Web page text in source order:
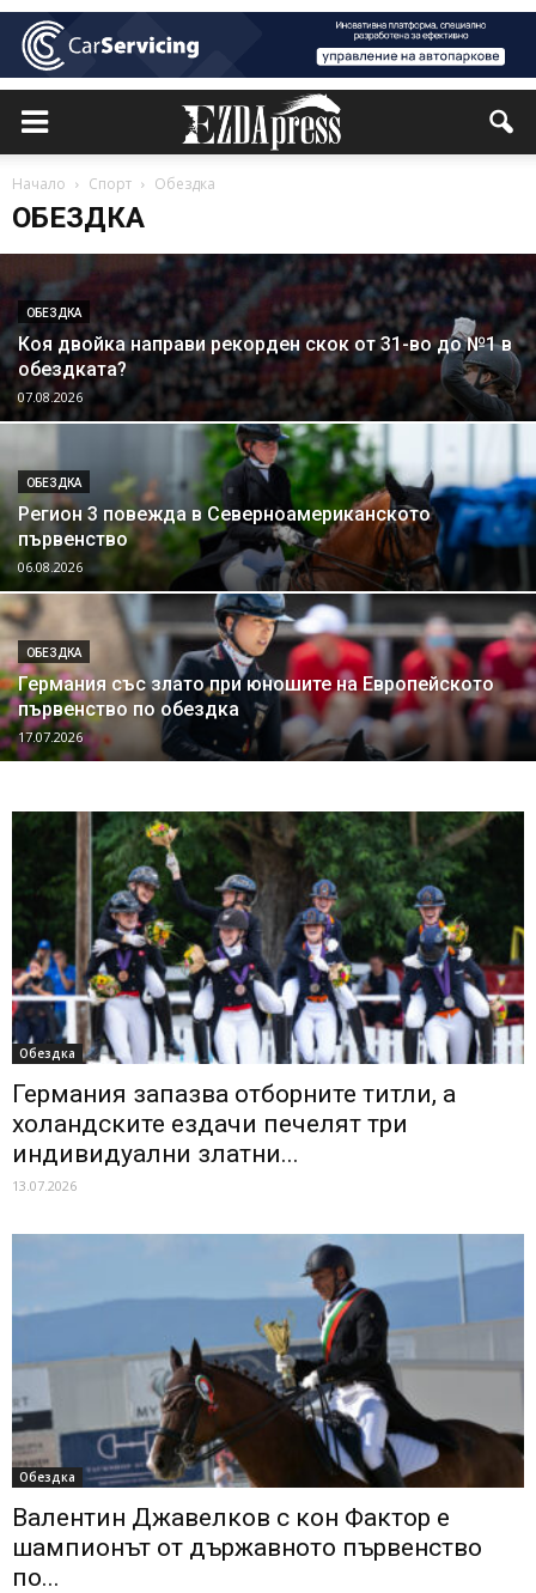
Начало Спорт Обездка
ОБЕЗДКА
ОБЕЗДКА
Коя двойка направи рекорден скок от 31-во до №1 в
обездката?
07.08.2026
ОБЕЗДКА
Регион 3 повежда в Северноамериканското
първенство
06.08.2026
ОБЕЗДКА
Германия със злато при юношите на Европейското
първенство по обездка
17.07.2026
Обездка
Германия запазва отборните титли, а
холандските eздачи печелят три
индивидуални златни...
13.07.2026
Обездка
Валентин Джавелков с кон Фактор е
шампионът от държавното първенство
по...